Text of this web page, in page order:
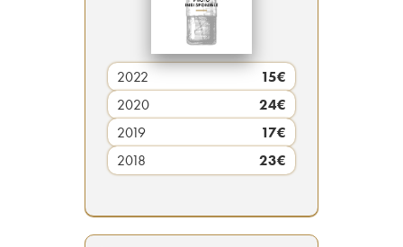
2022 15€
2020
24€
2019
17€
2018
23€